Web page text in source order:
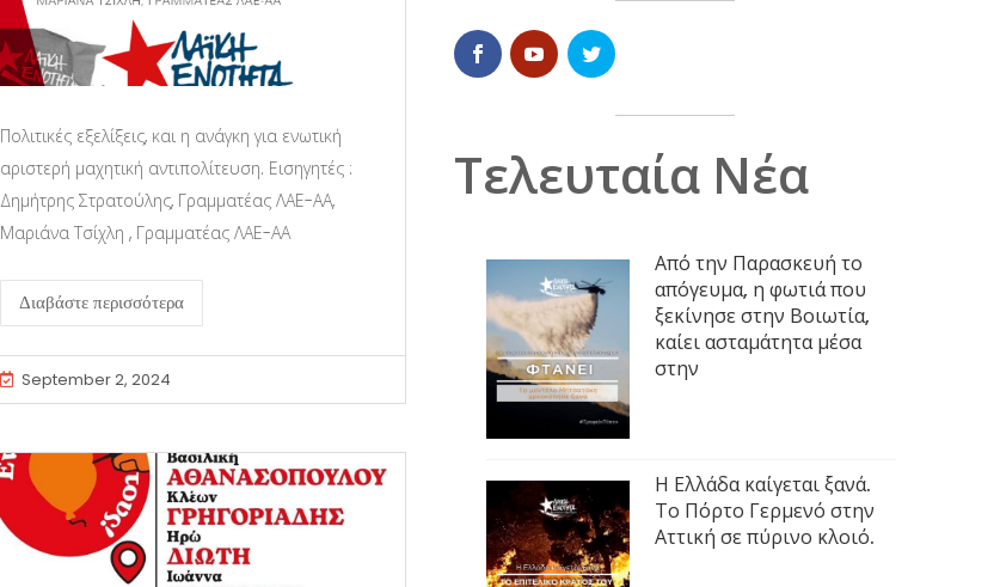
Πολιτικές εξελίξεις, και η ανάγκη για ενωτική
αριστερή μαχητική αντιπολίτευση. Εισηγητές :
Δημήτρης Στρατούλης, Γραμματέας ΛΑΕ-ΑΑ,
Μαριάνα Τσίχλη , Γραμματέας ΛΑΕ-ΑΑ
Διαβάστε περισσότερα
September 2, 2024
Τελευταία Νέα
Από την Παρασκευή το
απόγευμα, η φωτιά που
ξεκίνησε στην Βοιωτία,
καίει ασταμάτητα μέσα
στην
Η Ελλάδα καίγεται ξανά.
Το Πόρτο Γερμενό στην
Αττική σε πύρινο κλοιό.